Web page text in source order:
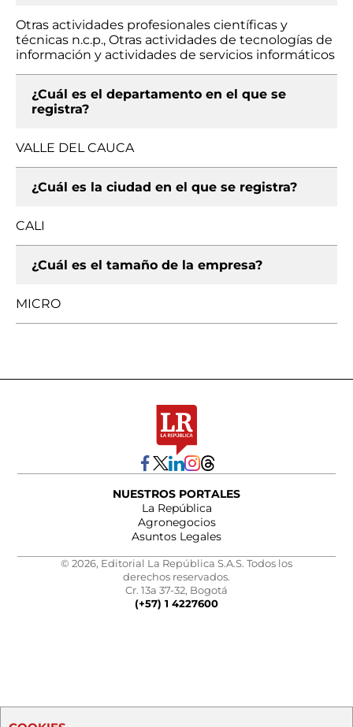
Otras actividades profesionales científicas y
técnicas n.c.p., Otras actividades de tecnologías de
información y actividades de servicios informáticos
¿Cuál es el departamento en el que se
registra?
VALLE DEL CAUCA
¿Cuál es la ciudad en el que se registra?
CALI
¿Cuál es el tamaño de la empresa?
MICRO
NUESTROS PORTALES
La República
Agronegocios
Asuntos Legales
© 2026, Editorial La República S.A.S. Todos los
derechos reservados.
Cr. 13a 37-32, Bogotá
(+57) 1 4227600